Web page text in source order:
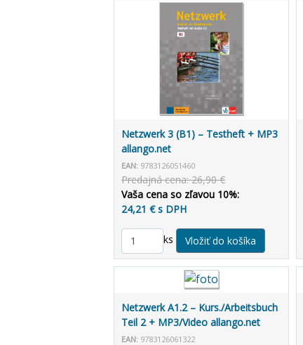
Netzwerk 3 (B1) – Testheft + MP3
allango.net
EAN: 9783126051460
Predajná cena: 26,90 €
Vaša cena so zľavou 10%:
24,21 € s DPH
ks
Netzwerk A1.2 – Kurs./Arbeitsbuch
Teil 2 + MP3/Video allango.net
EAN: 9783126061322